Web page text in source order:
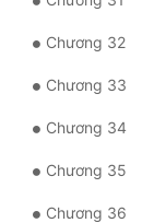
Chương 32
Chương 33
Chương 34
Chương 35
Chương 36